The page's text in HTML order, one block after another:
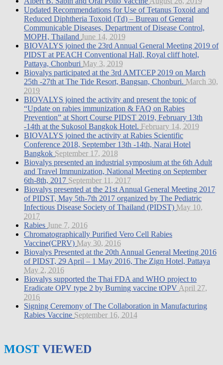
Updated Recommendations for Use of Tetanus Toxoid and
Reduced Diphtheria Toxoid (Td) – Bureau of General
Communicable Diseases, Department of Disease Control,
MOPH, Thailand June 14, 2019
BIOVALYS joined the 23rd Annual General Meeting 2019 of
PIDST at PEACH Conventional Hall, Royal cliff hotel,
Pattaya, Chonburi May 3, 2019
Biovalys participated at the 3rd AMTCEP 2019 on March
25th -27th at The Tide Resort, Bangsan, Chonburi. March 30,
2019
BIOVALYS joined the activity and present the topic of
“Update on rabies immunization & FAQ on Rabies
Prevention” at Short Course PIDST 2019, February 13th
-14th at the Sukosol Bangkok Hotel. February 14, 2019
BIOVALYS joined the activity at Rabies Scientific
Conference 2018, September 13th -14th, Narai Hotel
Bangkok September 17, 2018
Biovalys presented an industrial symposium at the 6th Adult
and Travel Immunization, National Meeting on September
6th-8th, 2017 September 11, 2017
Biovalys presented at the 21st Annual General Meeting 2017
of PIDST, May 5th-7th 2017 organized by The Pediatric
Infectious Disease Society of Thailand (PIDST) May 10,
2017
Rabies June 7, 2016
Chromatographically Purified Vero Cell Rabies
Vaccine(CPRV) May 30, 2016
Biovalys Presented at the 20th Annual General Meeting 2016
of PIDST, 29 April – 1 May 2016, The Zign Hotel, Pattaya
May 2, 2016
Biovalys supported the Thai FDA and WHO project to
Eradicate OPV type 2 by Burning vaccine tOPV April 27,
2016
Signing Ceremony of The Collaboration in Manufacturing
Rabies Vaccine September 16, 2014
MOST VIEWED